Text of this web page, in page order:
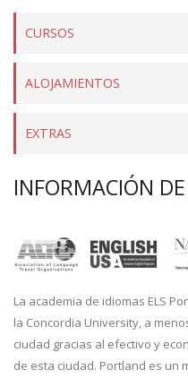
CURSOS
ALOJAMIENTOS
EXTRAS
INFORMACIÓN
La academia de idiomas ELS
la Concordia University, a
ciudad gracias al efectivo y
de esta ciudad. Portland es un